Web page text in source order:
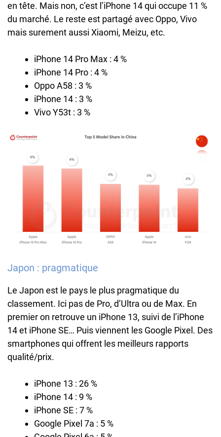
en tête. Mais non, c’est l’iPhone 14 qui occupe 11 %
du marché. Le reste est partagé avec Oppo, Vivo
mais surement aussi Xiaomi, Meizu, etc.
iPhone 14 Pro Max : 4 %
iPhone 14 Pro : 4 %
Oppo A58 : 3 %
iPhone 14 : 3 %
Vivo Y53t : 3 %
Japon : pragmatique
Le Japon est le pays le plus pragmatique du
classement. Ici pas de Pro, d’Ultra ou de Max. En
premier on retrouve un iPhone 13, suivi de l’iPhone
14 et iPhone SE… Puis viennent les Google Pixel. Des
smartphones qui offrent les meilleurs rapports
qualité/prix.
iPhone 13 : 26 %
iPhone 14 : 9 %
iPhone SE : 7 %
Google Pixel 7a : 5 %